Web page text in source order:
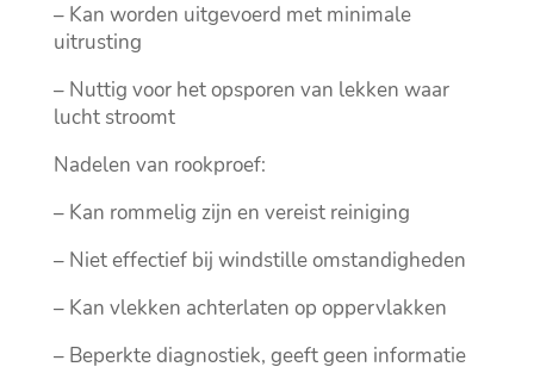
– Kan worden uitgevoerd met minimale
uitrusting
– Nuttig voor het opsporen van lekken waar
lucht stroomt
Nadelen van rookproef:
– Kan rommelig zijn en vereist reiniging
– Niet effectief bij windstille omstandigheden
– Kan vlekken achterlaten op oppervlakken
– Beperkte diagnostiek, geeft geen informatie